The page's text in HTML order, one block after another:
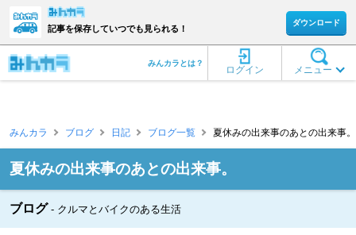
記事を保存していつでも見られる！
ダウンロード
メニュー
ログイン
みんカラとは？
みんカラ ブログ 日記 ブログ一覧 夏休みの出来事のあとの出来事
夏休みの出来事のあとの出来事。
ブログ クルマとバイクのある生活